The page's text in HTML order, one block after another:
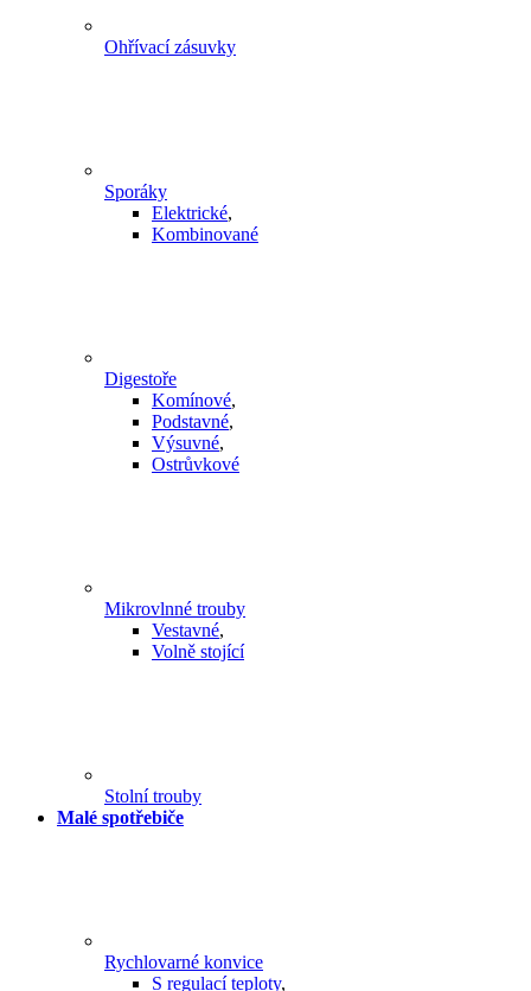
Ohřívací zásuvky
Sporáky
Elektrické,
Kombinované
Digestoře
Komínové,
Podstavné,
Výsuvné,
Ostrůvkové
Mikrovlnné trouby
Vestavné,
Volně stojící
Stolní trouby
Malé spotřebiče
Rychlovarné konvice
S regulací teploty,